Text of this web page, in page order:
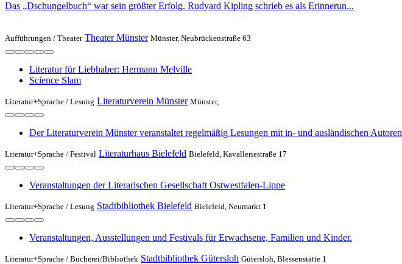
Das „Dschungelbuch“ war sein größter Erfolg. Rudyard Kipling schrieb es als Erinnerun...
Aufführungen / Theater Theater Münster Münster, Neubrückenstraße 63
Literatur für Liebhaber: Hermann Melville
Science Slam
Literatur+Sprache / Lesung Literaturverein Münster Münster,
Der Literaturverein Münster veranstaltet regelmäßig Lesungen mit in- und ausländischen Autoren
Literatur+Sprache / Festival Literaturhaus Bielefeld Bielefeld, Kavalleriestraße 17
Veranstaltungen der Literarischen Gesellschaft Ostwestfalen-Lippe
Literatur+Sprache / Lesung Stadtbibliothek Bielefeld Bielefeld, Neumarkt 1
Veranstaltungen, Ausstellungen und Festivals für Erwachsene, Familien und Kinder.
Literatur+Sprache / Bücherei/Bibliothek Stadtbibliothek Gütersloh Gütersloh, Blessenstätte 1